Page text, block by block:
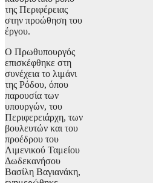
της Περιφέρειας
στην προώθηση του
έργου.
Ο Πρωθυπουργός
επισκέφθηκε στη
συνέχεια το λιμάνι
της Ρόδου, όπου
παρουσία των
υπουργών, του
Περιφερειάρχη, των
βουλευτών και του
προέδρου του
Λιμενικού Ταμείου
Δωδεκανήσου
Βασίλη Βαγιανάκη,